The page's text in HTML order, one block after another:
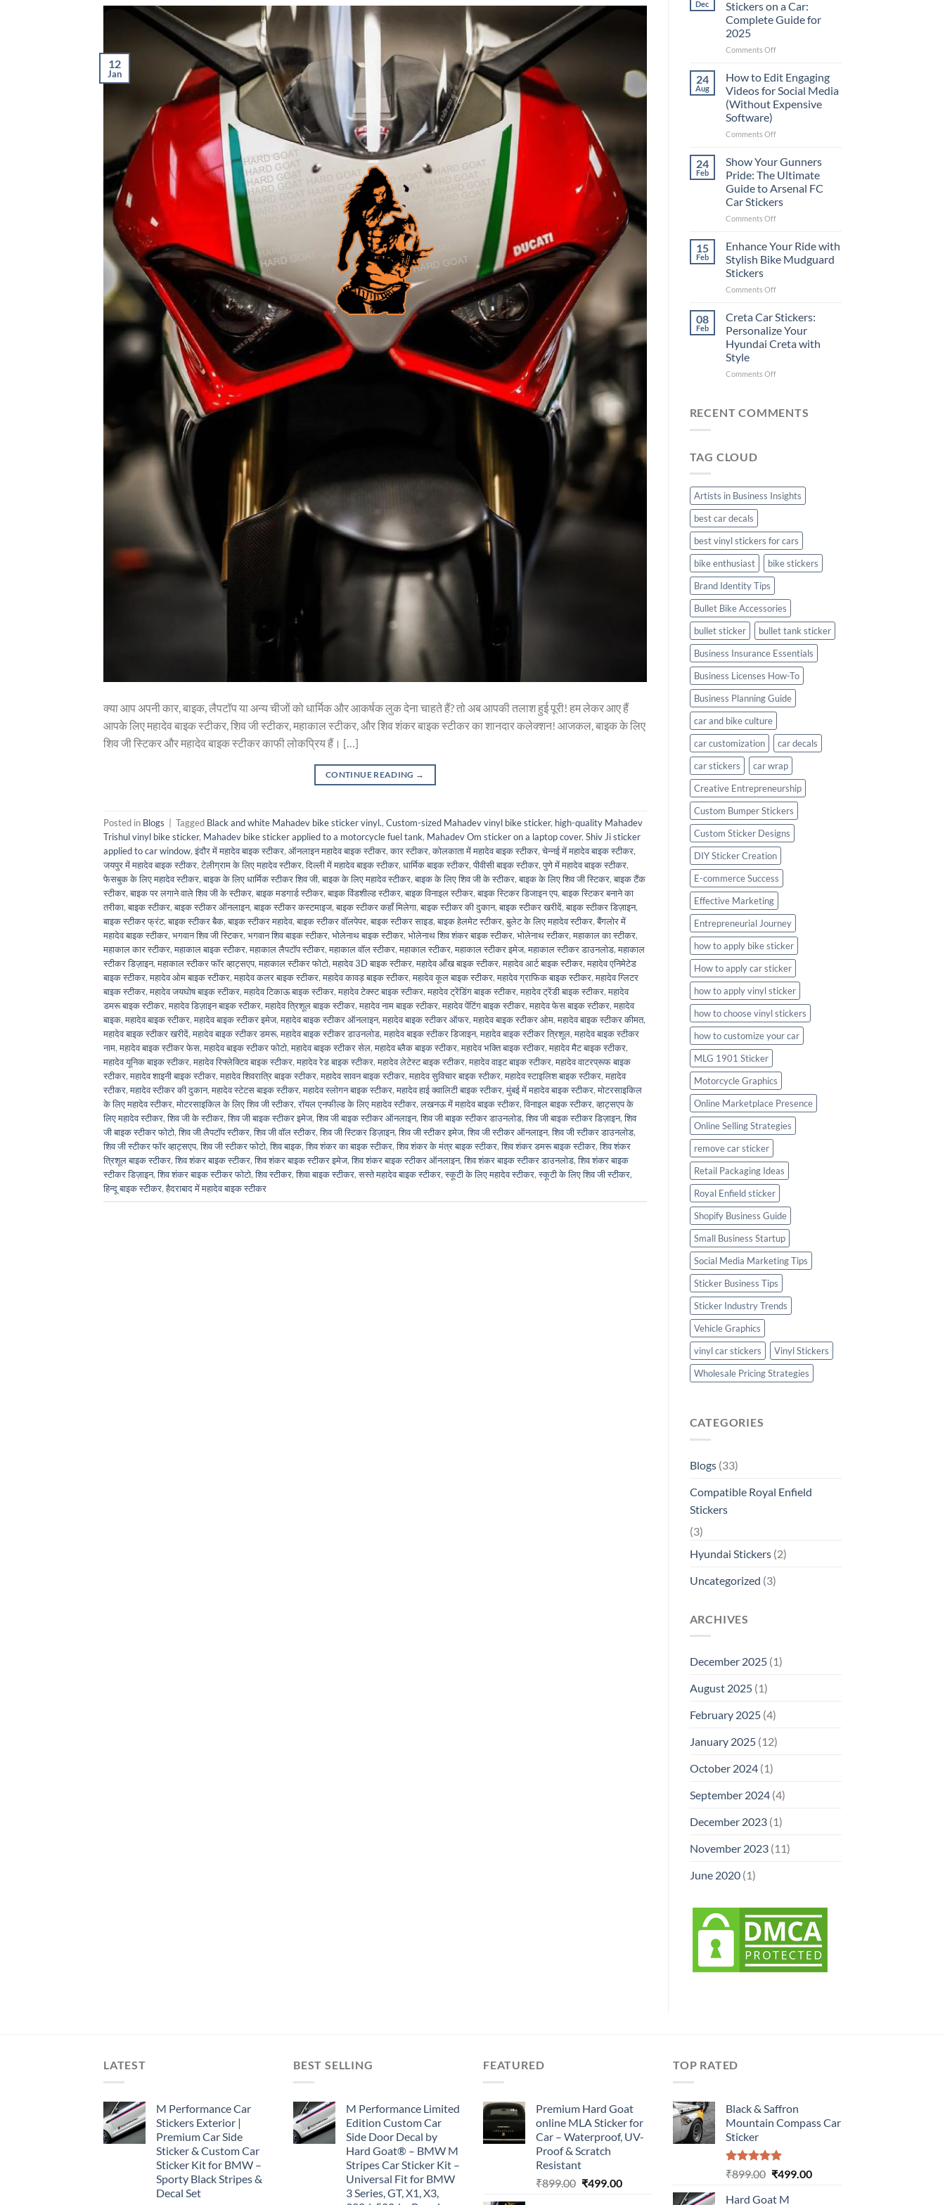
12
Jan
क्या आप अपनी कार, बाइक, लैपटॉप या अन्य चीजों को धार्मिक और आकर्षक लुक देना चाहते हैं? तो अब आपकी तलाश हुई पूरी! हम लेकर आए हैं
आपके लिए महादेव बाइक स्टीकर, शिव जी स्टीकर, महाकाल स्टीकर, और शिव शंकर बाइक स्टीकर का शानदार कलेक्शन! आजकल, बाइक के लिए
शिव जी स्टिकर और महादेव बाइक स्टीकर काफी लोकप्रिय हैं। […]
CONTINUE READING →
Posted in Blogs Tagged Black and white Mahadev bike sticker vinyl., Custom-sized Mahadev vinyl bike sticker, high-quality Mahadev
Trishul vinyl bike sticker, Mahadev bike sticker applied to a motorcycle fuel tank, Mahadev Om sticker on a laptop cover, Shiv Ji sticker
applied to car window,इंदौर में महादेव बाइक स्टीकर, ऑनलाइन महादेव बाइक स्टीकर,कार स्टीकर,कोलकाता में महादेव बाइक स्टीकर,चेन्नई में महादेव बाइक स्टीकर,
जयपुर में महादेव बाइक स्टीकर,टेलीग्राम के लिए महादेव स्टीकर,दिल्ली में महादेव बाइक स्टीकर, धार्मिक बाइक स्टीकर,पीवीसी बाइक स्टीकर,पुणे में महादेव बाइक स्टीकर,
फेसबुक के लिए महादेव स्टीकर,बाइक के लिए धार्मिक स्टीकर शिव जी,बाइक के लिए महादेव स्टीकर,बाइक के लिए शिव जी के स्टीकर,बाइक के लिए शिव जी स्टिकर,बाइक टैंक
स्टीकर,बाइक पर लगाने वाले शिव जी के स्टीकर,बाइक मडगार्ड स्टीकर,बाइक विंडशील्ड स्टीकर,बाइक विनाइल स्टीकर,बाइक स्टिकर डिजाइन एप,बाइक स्टिकर बनाने का
तरीका,बाइक स्टीकर,बाइक स्टीकर ऑनलाइन,बाइक स्टीकर कस्टमाइज,बाइक स्टीकर कहाँ मिलेगा,बाइक स्टीकर की दुकान,बाइक स्टीकर खरीदें,बाइक स्टीकर डिज़ाइन,
बाइक स्टीकर फ्रंट,बाइक स्टीकर बैक,बाइक स्टीकर महादेव,बाइक स्टीकर वॉलपेपर,बाइक स्टीकर साइड,बाइक हेलमेट स्टीकर,बुलेट के लिए महादेव स्टीकर,बैंगलोर में
महादेव बाइक स्टीकर, भगवान शिव जी स्टिकर, भगवान शिव बाइक स्टीकर, भोलेनाथ बाइक स्टीकर, भोलेनाथ शिव शंकर बाइक स्टीकर, भोलेनाथ स्टीकर,महाकाल का स्टीकर,
महाकाल कार स्टीकर,महाकाल बाइक स्टीकर,महाकाल लैपटॉप स्टीकर,महाकाल वॉल स्टीकर,महाकाल स्टीकर,महाकाल स्टीकर इमेज,महाकाल स्टीकर डाउनलोड,महाकाल
स्टीकर डिज़ाइन,महाकाल स्टीकर फॉर व्हाट्सएप,महाकाल स्टीकर फोटो,महादेव 3D बाइक स्टीकर,महादेव आँख बाइक स्टीकर,महादेव आर्ट बाइक स्टीकर,महादेव एनिमेटेड
बाइक स्टीकर,महादेव ओम बाइक स्टीकर,महादेव कलर बाइक स्टीकर,महादेव कावड़ बाइक स्टीकर,महादेव कूल बाइक स्टीकर,महादेव ग्राफिक बाइक स्टीकर,महादेव ग्लिटर
बाइक स्टीकर,महादेव जयघोष बाइक स्टीकर,महादेव टिकाऊ बाइक स्टीकर,महादेव टेक्स्ट बाइक स्टीकर,महादेव ट्रेंडिंग बाइक स्टीकर,महादेव ट्रेंडी बाइक स्टीकर,महादेव
डमरू बाइक स्टीकर,महादेव डिज़ाइन बाइक स्टीकर,महादेव त्रिशूल बाइक स्टीकर,महादेव नाम बाइक स्टीकर,महादेव पेंटिंग बाइक स्टीकर,महादेव फेस बाइक स्टीकर,महादेव
बाइक,महादेव बाइक स्टीकर,महादेव बाइक स्टीकर इमेज,महादेव बाइक स्टीकर ऑनलाइन,महादेव बाइक स्टीकर ऑफर,महादेव बाइक स्टीकर ओम,महादेव बाइक स्टीकर कीमत,
महादेव बाइक स्टीकर खरीदें,महादेव बाइक स्टीकर डमरू,महादेव बाइक स्टीकर डाउनलोड,महादेव बाइक स्टीकर डिजाइन,महादेव बाइक स्टीकर त्रिशूल,महादेव बाइक स्टीकर
नाम,महादेव बाइक स्टीकर फेस,महादेव बाइक स्टीकर फोटो,महादेव बाइक स्टीकर सेल,महादेव ब्लैक बाइक स्टीकर,महादेव भक्ति बाइक स्टीकर,महादेव मैट बाइक स्टीकर,
महादेव यूनिक बाइक स्टीकर,महादेव रिफ्लेक्टिव बाइक स्टीकर,महादेव रेड बाइक स्टीकर,महादेव लेटेस्ट बाइक स्टीकर,महादेव वाइट बाइक स्टीकर,महादेव वाटरप्रूफ बाइक
स्टीकर,महादेव शाइनी बाइक स्टीकर,महादेव शिवरात्रि बाइक स्टीकर,महादेव सावन बाइक स्टीकर,महादेव सुविचार बाइक स्टीकर,महादेव स्टाइलिश बाइक स्टीकर,महादेव
स्टीकर,महादेव स्टीकर की दुकान,महादेव स्टेटस बाइक स्टीकर,महादेव स्लोगन बाइक स्टीकर,महादेव हाई क्वालिटी बाइक स्टीकर,मुंबई में महादेव बाइक स्टीकर,मोटरसाइकिल
के लिए महादेव स्टीकर,मोटरसाइकिल के लिए शिव जी स्टीकर,रॉयल एनफील्ड के लिए महादेव स्टीकर,लखनऊ में महादेव बाइक स्टीकर,विनाइल बाइक स्टीकर,व्हाट्सएप के
लिए महादेव स्टीकर,शिव जी के स्टीकर,शिव जी बाइक स्टीकर इमेज,शिव जी बाइक स्टीकर ऑनलाइन,शिव जी बाइक स्टीकर डाउनलोड,शिव जी बाइक स्टीकर डिज़ाइन,शिव
जी बाइक स्टीकर फोटो,शिव जी लैपटॉप स्टीकर,शिव जी वॉल स्टीकर,शिव जी स्टिकर डिज़ाइन,शिव जी स्टीकर इमेज,शिव जी स्टीकर ऑनलाइन,शिव जी स्टीकर डाउनलोड,
शिव जी स्टीकर फॉर व्हाट्सएप,शिव जी स्टीकर फोटो,शिव बाइक,शिव शंकर का बाइक स्टीकर,शिव शंकर के मंत्र बाइक स्टीकर,शिव शंकर डमरू बाइक स्टीकर,शिव शंकर
त्रिशूल बाइक स्टीकर,शिव शंकर बाइक स्टीकर,शिव शंकर बाइक स्टीकर इमेज,शिव शंकर बाइक स्टीकर ऑनलाइन,शिव शंकर बाइक स्टीकर डाउनलोड,शिव शंकर बाइक
स्टीकर डिज़ाइन,शिव शंकर बाइक स्टीकर फोटो,शिव स्टीकर,शिवा बाइक स्टीकर,सस्ते महादेव बाइक स्टीकर,स्कूटी के लिए महादेव स्टीकर,स्कूटी के लिए शिव जी स्टीकर,
हिन्दू बाइक स्टीकर,हैदराबाद में महादेव बाइक स्टीकर
Dec
Stickers on a Car:
Complete Guide for
2025
Comments Offon
Places
Put
Stickers
a
Complete
Guide
for
2025
24
Aug
How to Edit Engaging
Videos for Social Media
(Without Expensive
Software)
Comments Offon
to
Engaging
Videos
for
Social
(Without
Expensive
Software)
24
Feb
Show Your Gunners
Pride: The Ultimate
Guide to Arsenal FC
Car Stickers
Comments Offon
Your
Pride:
Ultimate
to
Arsenal
FC
Car
15
Feb
Enhance Your Ride with
Stylish Bike Mudguard
Stickers
Comments Offon
Your
with
Stylish
Mudguard
08
Feb
Creta Car Stickers:
Personalize Your
Hyundai Creta with
Style
Comments Offon
Stickers:
RECENT COMMENTS
TAG CLOUD
Artists in Business Insights
best car decals
best vinyl stickers for cars
bike enthusiast
bike stickers
Brand Identity Tips
Bullet Bike Accessories
bullet sticker
bullet tank sticker
Business Insurance Essentials
Business Licenses How-To
Business Planning Guide
car and bike culture
car customization
car decals
car stickers
car wrap
Creative Entrepreneurship
Custom Bumper Stickers
Custom Sticker Designs
DIY Sticker Creation
E-commerce Success
Effective Marketing
Entrepreneurial Journey
how to apply bike sticker
How to apply car sticker
how to apply vinyl sticker
how to choose vinyl stickers
how to customize your car
MLG 1901 Sticker
Motorcycle Graphics
Online Marketplace Presence
Online Selling Strategies
remove car sticker
Retail Packaging Ideas
Royal Enfield sticker
Shopify Business Guide
Small Business Startup
Social Media Marketing Tips
Sticker Business Tips
Sticker Industry Trends
Vehicle Graphics
vinyl car stickers
Vinyl Stickers
Wholesale Pricing Strategies
CATEGORIES
Blogs(33)
Compatible Royal Enfield
Stickers
(3)
Hyundai Stickers(2)
Uncategorized (3)
ARCHIVES
December 2025(1)
August 2025(1)
February 2025(4)
January 2025(12)
October 2024(1)
September 2024(4)
December 2023(1)
November 2023(11)
June 2020(1)
LATEST
M Performance Car
Stickers Exterior |
Premium Car Side
Sticker & Custom Car
Sticker Kit for BMW –
Sporty Black Stripes &
Decal Set
BEST SELLING
M Performance Limited
Edition Custom Car
Side Door Decal by
Hard Goat® – BMW M
Stripes Car Sticker Kit –
Universal Fit for BMW
3 Series, GT, X1, X3,
FEATURED
Premium Hard Goat
online MLA Sticker for
Car – Waterproof, UV-
Proof & Scratch
Resistant
₹899.00 Original
₹499.00Current
TOP RATED
Black & Saffron
Mountain Compass Car
Sticker
Rated5.00
₹899.00 Original
₹499.00Current
Hard Goat M